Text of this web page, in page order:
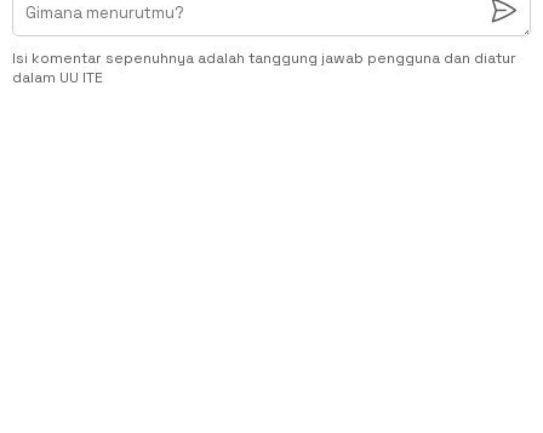
Isi komentar sepenuhnya adalah tanggung jawab pengguna dan diatur
dalam UU ITE